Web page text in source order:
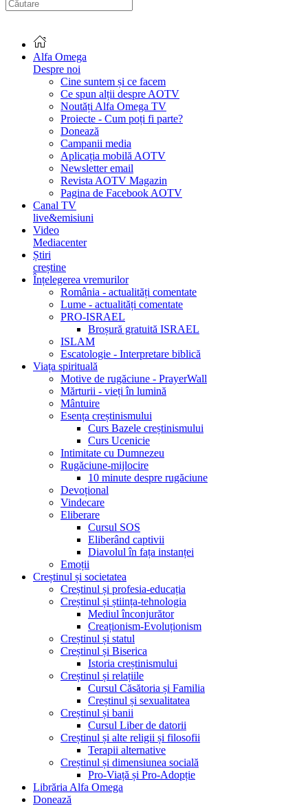
Alfa Omega
Despre noi
Cine suntem și ce facem
Ce spun alții despre AOTV
Noutăți Alfa Omega TV
Proiecte - Cum poți fi parte?
Donează
Campanii media
Aplicația mobilă AOTV
Newsletter email
Revista AOTV Magazin
Pagina de Facebook AOTV
Canal TV
live&emisiuni
Video
Mediacenter
Știri
creștine
Înțelegerea vremurilor
România - actualități comentate
Lume - actualități comentate
PRO-ISRAEL
Broșură gratuită ISRAEL
ISLAM
Escatologie - Interpretare biblică
Viața spirituală
Motive de rugăciune - PrayerWall
Mărturii - vieți în lumină
Mântuire
Esența creștinismului
Curs Bazele creștinismului
Curs Ucenicie
Intimitate cu Dumnezeu
Rugăciune-mijlocire
10 minute despre rugăciune
Devoțional
Vindecare
Eliberare
Cursul SOS
Eliberând captivii
Diavolul în fața instanței
Emoții
Creștinul și societatea
Creștinul și profesia-educația
Creștinul și știința-tehnologia
Mediul înconjurător
Creaționism-Evoluționism
Creștinul și statul
Creștinul și Biserica
Istoria creștinismului
Creștinul și relațiile
Cursul Căsătoria și Familia
Creștinul și sexualitatea
Creștinul și banii
Cursul Liber de datorii
Creștinul și alte religii și filosofii
Terapii alternative
Creștinul și dimensiunea socială
Pro-Viață și Pro-Adopție
Librăria Alfa Omega
Donează